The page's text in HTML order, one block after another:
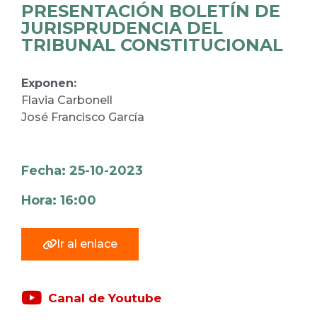
PRESENTACIÓN BOLETÍN DE
JURISPRUDENCIA DEL
TRIBUNAL CONSTITUCIONAL
Exponen:
Flavia Carbonell
José Francisco García
Fecha: 25-10-2023
Hora: 16:00
Ir al enlace
Canal de Youtube